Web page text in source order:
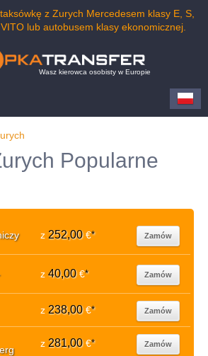
z Zurych Mercedesem klasy E, S,
lub autobusem klasy ekonomicznej.
Wasz kierowca osobisty w Europie
Popularne
z 252,00€* Zamów
z 40,00€* Zamów
z 238,00€* Zamów
z 281,00€* Zamów